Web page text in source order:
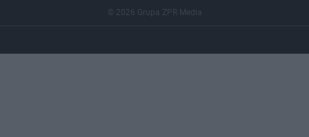
© 2026 Grupa ZPR Media